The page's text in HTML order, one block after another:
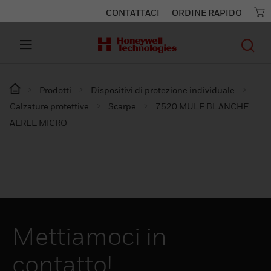
CONTATTACI ORDINE RAPIDO
Prodotti
Dispositivi di protezione individuale
Calzature protettive
Scarpe
7520 MULE BLANCHE
AEREE MICRO
Mettiamoci in
contatto!